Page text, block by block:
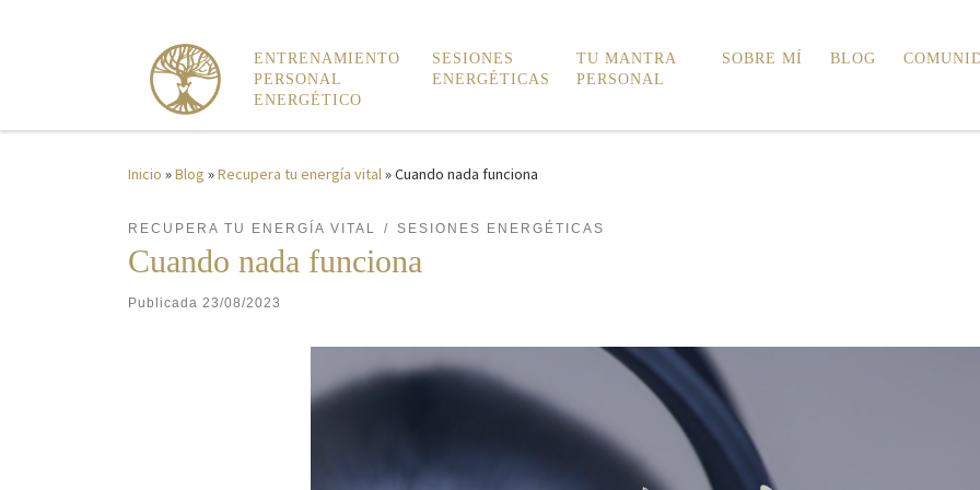
ENTRENAMIENTO
PERSONAL
ENERGÉTICO
SESIONES
ENERGÉTICAS
TU MANTRA
PERSONAL
SOBRE MÍ BLOG
Inicio »Blog »Recupera tu energía vital»Cuando nada funciona
RECUPERA TU ENERGÍA VITAL SESIONES ENERGÉTICAS
Cuando nada funciona
Publicada 23/08/2023